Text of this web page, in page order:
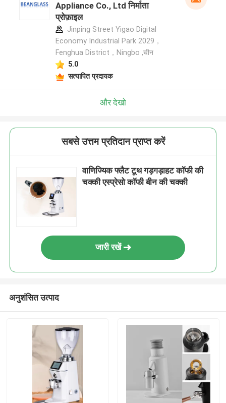
Appliance Co., Ltd निर्माता
प्रोफ़ाइल
Jinping Street Yigao Digital
Economy Industrial Park 2029，
Fenghua District，Ningbo ,चीन
5.0
सत्यापित प्रदायक
और देखो
सबसे उत्तम प्रतिदान प्राप्त करें
वाणिज्यिक फ्लैट टूथ गड़गड़ाहट कॉफी की
चक्की एस्प्रेसो कॉफी बीन की चक्की
जारी रखें
अनुशंसित उत्पाद